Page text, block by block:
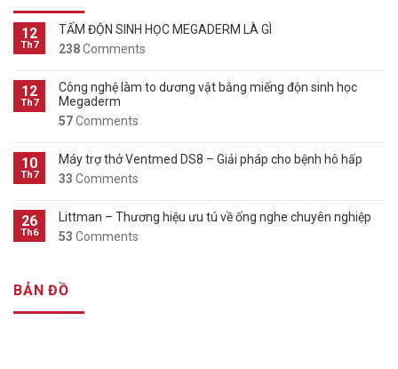
12
Th7
TẤM ĐỘN SINH HỌC MEGADERM LÀ GÌ
238Comments
12
Th7
Công nghệ làm to dương vật bằng miếng độn sinh học
Megaderm
57Comments
10
Th7
Máy trợ thở Ventmed DS8 – Giải pháp cho bệnh hô hấp
33 Comments
26
Th6
Littman – Thương hiệu ưu tú về ống nghe chuyên nghiệp
53 Comments
BẢN ĐỒ